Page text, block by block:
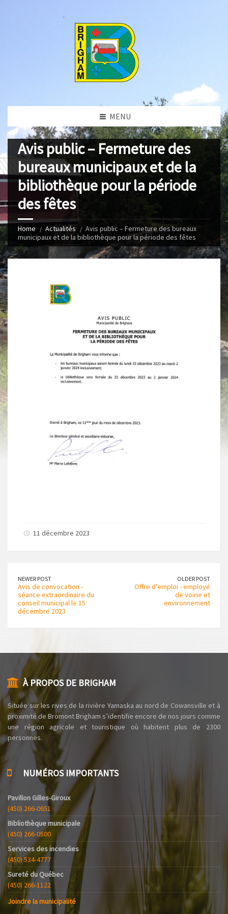
MENU
Avis public – Fermeture des
bureaux municipaux et de la
bibliothèque pour la période
des fêtes
Home Actualités
Avis public – Fermeture des bureaux
municipaux et de la bibliothèque pour la période des fêtes
11 décembre 2023
NEWER POST
Avis de convocation -
séance extraordinaire du
conseil municipal le 15
décembre 2023
OLDER POST
Offre d'emploi - employé
de voirie et
environnement
À PROPOS DE BRIGHAM
Située sur les rives de la rivière Yamaska au nord de Cowansville et à
proximité de Bromont Brigham s’identifie encore de nos jours comme
une région agricole et touristique où habitent plus de 2300
personnes.
NUMÉROS IMPORTANTS
Pavillon Gilles-Giroux
(450) 266-0651
Bibliothèque municipale
(450) 266-0500
Services des incendies
(450) 534-4777
Sureté du Québec
(450) 266-1122
Joindre la municipalité